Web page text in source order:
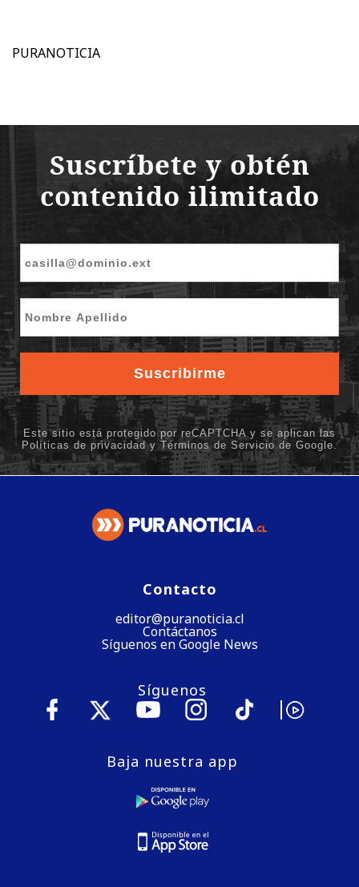
PURANOTICIA
Contacto
editor@puranoticia.cl
Contáctanos
Síguenos en Google News
Síguenos
Baja nuestra app